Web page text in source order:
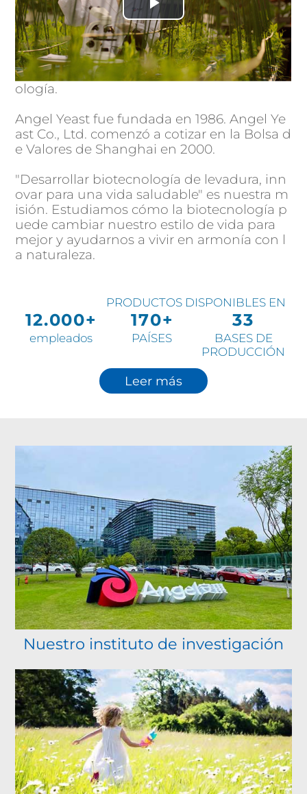
Angel es una empresa global de levadura y
biotecnología que desarrolla soluciones d
e ingredientes naturales para las industrias
de alimentos y bebidas, nutrición y biotecn
ología.
Angel Yeast fue fundada en 1986. Angel Ye
ast Co., Ltd. comenzó a cotizar en la Bolsa d
e Valores de Shanghai en 2000.
"Desarrollar biotecnología de levadura, inn
ovar para una vida saludable" es nuestra m
isión. Estudiamos cómo la biotecnología p
uede cambiar nuestro estilo de vida para
mejor y ayudarnos a vivir en armonía con l
a naturaleza.
12.000+
empleados
PRODUCTOS DISPONIBLES
170+
PAÍSES
33
BASES DE
Leer más
Play
Video
Nuestro instituto de investigación